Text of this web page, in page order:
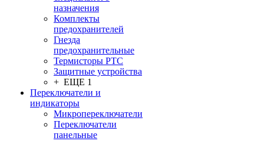
назначения
Комплекты
предохранителей
Гнезда
предохранительные
Термисторы PTC
Защитные устройства
+ ЕЩЕ 1
Переключатели и
индикаторы
Микропереключатели
Переключатели
панельные